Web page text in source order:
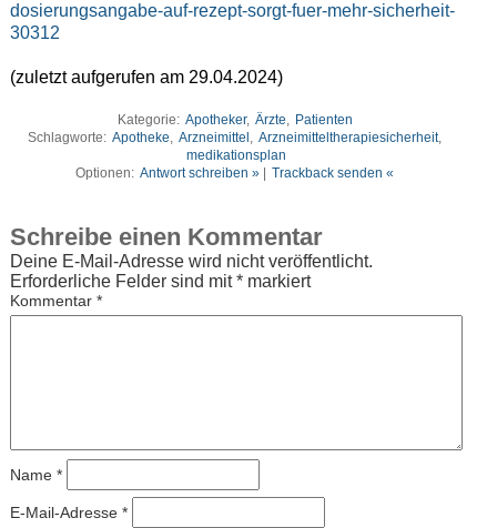
dosierungsangabe-auf-rezept-sorgt-fuer-mehr-sicherheit-
30312
(zuletzt aufgerufen am 29.04.2024)
Kategorie: Apotheker, Ärzte, Patienten
Schlagworte: Apotheke, Arzneimittel , Arzneimitteltherapiesicherheit,
medikationsplan
Optionen: Antwort schreiben » Trackback senden «
Schreibe einen Kommentar
Deine E-Mail-Adresse wird nicht veröffentlicht.
Erforderliche Felder sind mit*markiert
Kommentar *
Name *
E-Mail-Adresse *